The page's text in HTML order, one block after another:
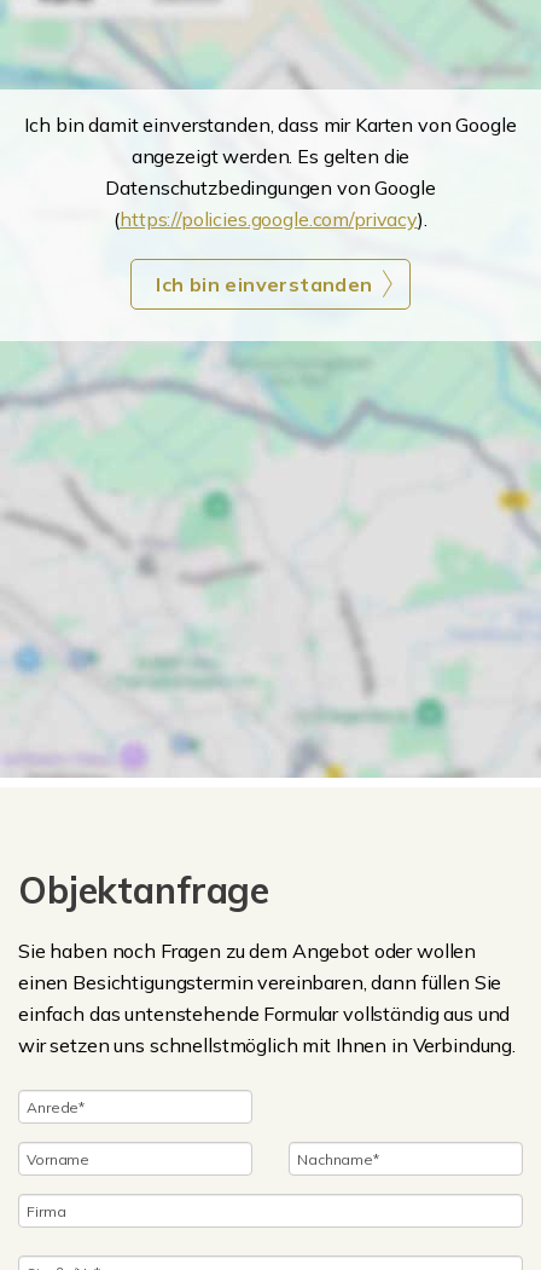
Ich bin damit einverstanden, dass mir Karten von Google
angezeigt werden. Es gelten die
Datenschutzbedingungen von Google
(https://policies.google.com/privacy).
Ich bin einverstanden
Objektanfrage
Sie haben noch Fragen zu dem Angebot oder wollen
einen Besichtigungstermin vereinbaren, dann füllen Sie
einfach das untenstehende Formular vollständig aus und
wir setzen uns schnellstmöglich mit Ihnen in Verbindung.